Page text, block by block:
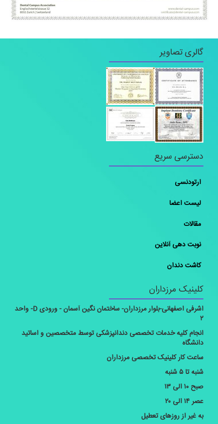
گالری تصاویر
دسترسی سریع
ارتودنسی
لیست اعضا
مقالات
نوبت دهی آنلاین
کاشت دندان
کلینیک مرزداران
اشرفی اصفهانی-بلوار مرزداران- ساختمان نگین آسمان - ورودی D- واحد
۲
انجام کلیه خدمات تخصصی دندانپزشکی توسط متخصصین و اساتید
دانشگاه
ساعت کار کلینیک تخصصی مرزداران
شنبه تا ۵ شنبه
صبح ۱۰ الی ۱۳
عصر ۱۴ الی ۲۰
به غیر از روزهای تعطیل